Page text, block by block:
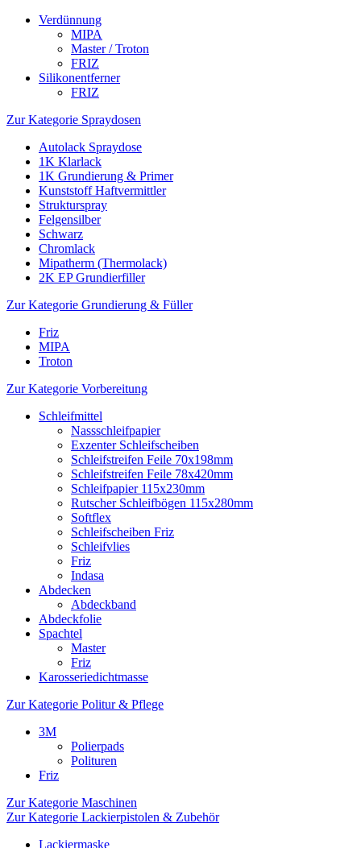
Verdünnung
MIPA
Master / Troton
FRIZ
Silikonentferner
FRIZ
Zur Kategorie Spraydosen
Autolack Spraydose
1K Klarlack
1K Grundierung & Primer
Kunststoff Haftvermittler
Strukturspray
Felgensilber
Schwarz
Chromlack
Mipatherm (Thermolack)
2K EP Grundierfiller
Zur Kategorie Grundierung & Füller
Friz
MIPA
Troton
Zur Kategorie Vorbereitung
Schleifmittel
Nassschleifpapier
Exzenter Schleifscheiben
Schleifstreifen Feile 70x198mm
Schleifstreifen Feile 78x420mm
Schleifpapier 115x230mm
Rutscher Schleifbögen 115x280mm
Softflex
Schleifscheiben Friz
Schleifvlies
Friz
Indasa
Abdecken
Abdeckband
Abdeckfolie
Spachtel
Master
Friz
Karosseriedichtmasse
Zur Kategorie Politur & Pflege
3M
Polierpads
Polituren
Friz
Zur Kategorie Maschinen
Zur Kategorie Lackierpistolen & Zubehör
Lackiermaske